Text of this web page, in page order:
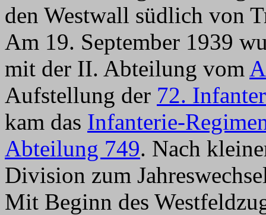
den Westwall südlich von
Am 19. September 1939
mit der II. Abteilung vom
Aufstellung der 72.
kam das Infanterie-
Abteilung 749. Nach
Division zum
Mit Beginn des